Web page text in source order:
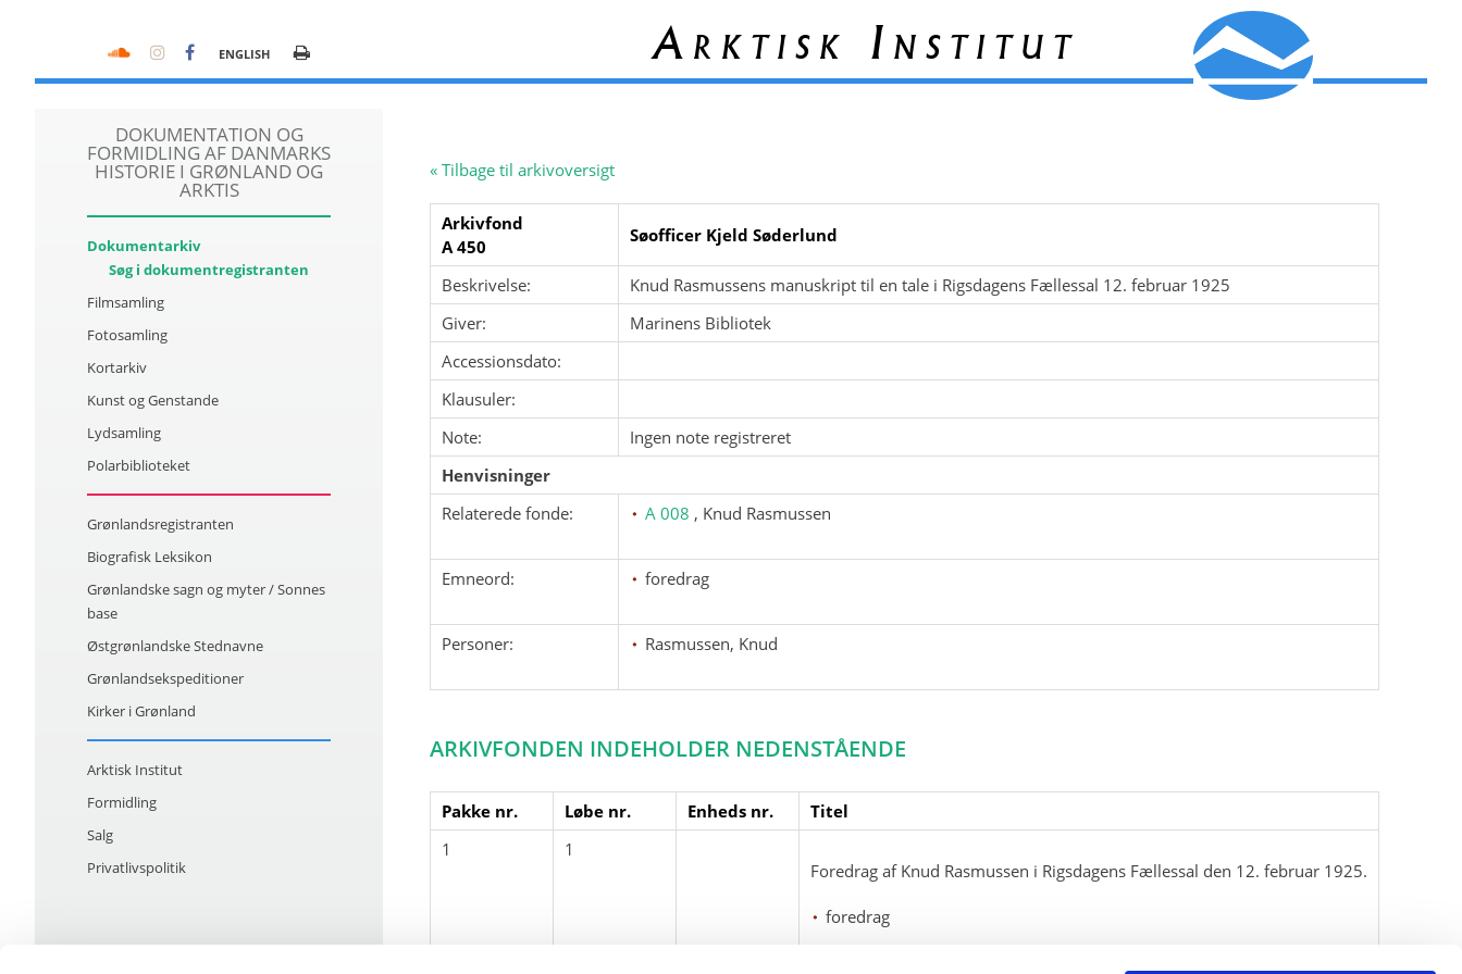
ENGLISH
DOKUMENTATION OG
FORMIDLING AF DANMARKS
HISTORIE I GRØNLAND OG
ARKTIS
Dokumentarkiv
Søg i dokumentregistranten
Filmsamling
Fotosamling
Kortarkiv
Kunst og Genstande
Lydsamling
Polarbiblioteket
Grønlandsregistranten
Biografisk Leksikon
Grønlandske sagn og myter / Sonnes
base
Østgrønlandske Stednavne
Grønlandsekspeditioner
Kirker i Grønland
Arktisk Institut
Formidling
Salg
Privatlivspolitik
Arktisk Institut
« Tilbage til arkivoversigt
Arkivfond
A 450
Søofficer Kjeld Søderlund
Beskrivelse:
Knud Rasmussens manuskript til en tale i Rigsdagens Fællessal 12. februar 1925
Giver:
Marinens Bibliotek
Accessionsdato:
Klausuler:
Note:
Ingen note registreret
Henvisninger
Relaterede fonde:
A 008 , Knud Rasmussen
Emneord: foredrag
Personer: Rasmussen, Knud
ARKIVFONDEN INDEHOLDER NEDENSTÅENDE
Pakke nr. Løbe nr. Enheds nr.
Titel
1
1
Foredrag af Knud Rasmussen i Rigsdagens Fællessal den 12. februar 1925.
foredrag